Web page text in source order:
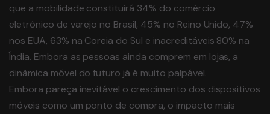
que a mobilidade constituirá 34% do comércio
eletrônico de varejo no Brasil, 45% no Reino Unido, 47%
nos EUA, 63% na Coreia do Sul e inacreditáveis 80% na
Índia. Embora as pessoas ainda comprem em lojas, a
dinâmica móvel do futuro já é muito palpável.
Embora pareça inevitável o crescimento dos dispositivos
móveis como um ponto de compra, o impacto mais